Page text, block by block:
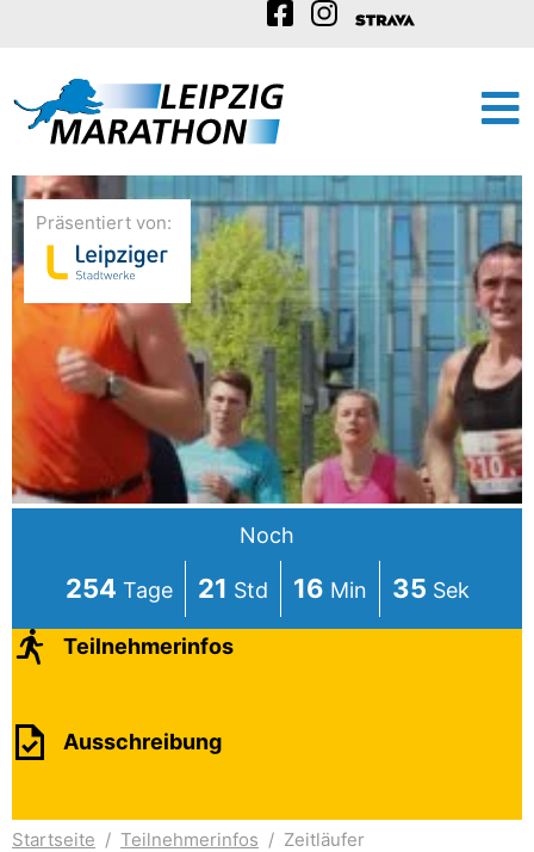
Präsentiert von:
Noch
254 21 16 34
Teilnehmerinfos
Ausschreibung
Startseite / Teilnehmerinfos / Zeitläufer